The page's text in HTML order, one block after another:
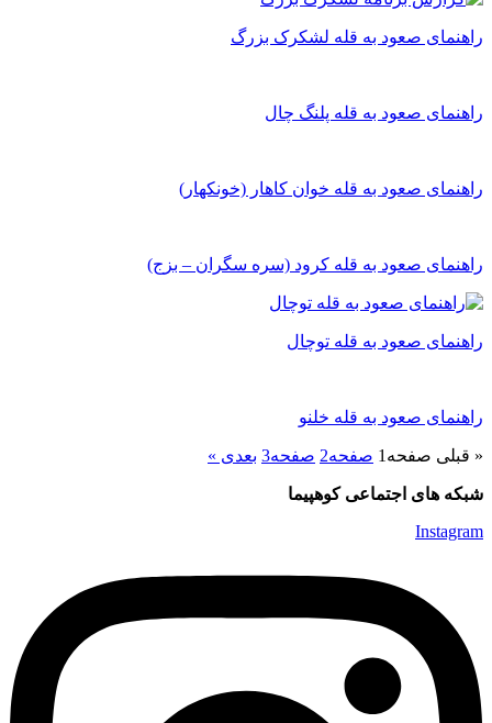
راهنمای صعود به قله لشکرک بزرگ
راهنمای صعود به قله پلنگ چال
راهنمای صعود به قله خوان کاهار (خونکهار)
راهنمای صعود به قله کرود (سره سگران – بزج)
راهنمای صعود به قله توچال
راهنمای صعود به قله خلنو
« قبلی صفحه 1 صفحه2 صفحه3 بعدی »
شبکه های اجتماعی کوهپیما
Instagram